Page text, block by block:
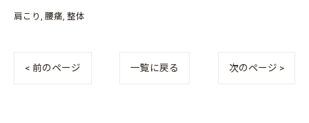
肩こり 腰痛 整体
< 前のページ 一覧に戻る 次のページ >